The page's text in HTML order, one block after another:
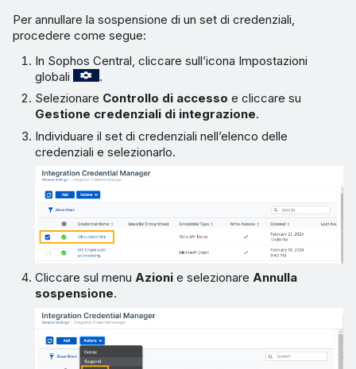
Per annullare la sospensione di un set di credenziali,
procedere come segue:
In Sophos Central, cliccare sull’icona Impostazioni
globali
.
Selezionare Controllo di accesso e cliccare su
Gestione credenziali di integrazione.
Individuare il set di credenziali nell’elenco delle
credenziali e selezionarlo.
Cliccare sul menuAzioni e selezionareAnnulla
sospensione.